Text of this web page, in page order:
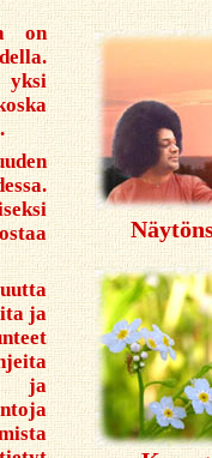
on
yksi
ja
ja